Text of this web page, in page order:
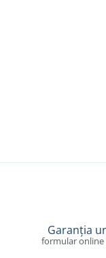
Garanția
formular